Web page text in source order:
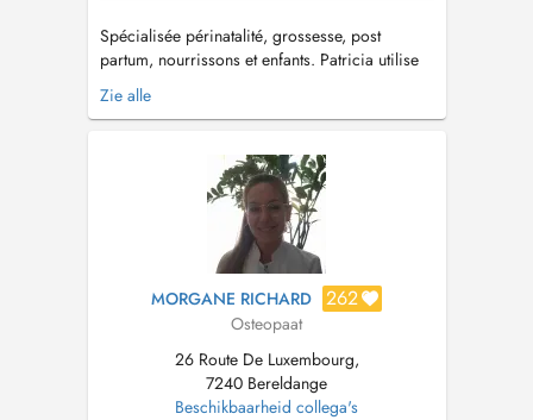
Spécialisée périnatalité, grossesse, post
partum, nourrissons et enfants. Patricia utilise
des méthodes douces et adaptées à l'âge et à
la problématique de chaque patient. Votre
professionnels de la santé tel que kinés,
médecins généralistes, gynécologues, pédi...
Zie alle
MORGANE RICHARD 262
Osteopaat
26 Route De Luxembourg,
7240 Bereldange
Beschikbaarheid collega's